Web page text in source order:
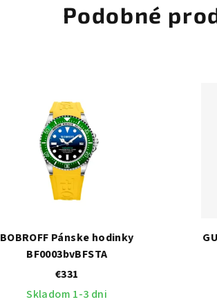
Podobné
BOBROFF Pánske hodinky
BF0003bvBFSTA
€331
Skladom 1-3 dni